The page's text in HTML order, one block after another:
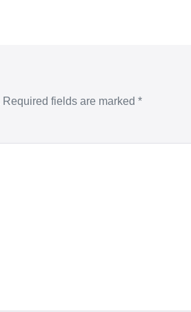
Required fields are marked *